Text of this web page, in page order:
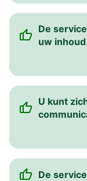
De
uw inhoud
U kunt
De